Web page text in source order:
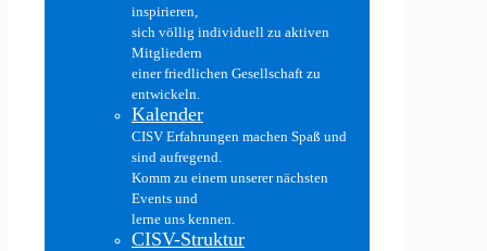
inspirieren,
sich völlig individuell zu aktiven
Mitgliedern
einer friedlichen Gesellschaft zu
entwickeln.
Kalender
CISV Erfahrungen machen Spaß und
sind aufregend.
Komm zu einem unserer nächsten
Events und
lerne uns kennen.
CISV-Struktur